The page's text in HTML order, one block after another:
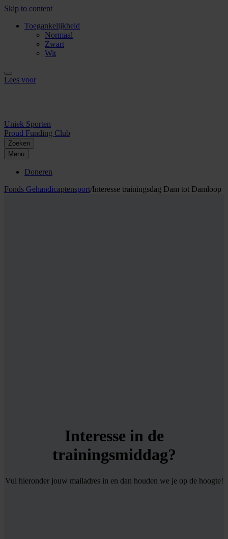
Skip to content
Toegankelijkheid
Normaal
Zwart
Wit
Lees voor
Uniek Sporten
Proud Funding Club
Zoeken
Menu
Doneren
Fonds Gehandicaptensport/Interesse trainingsdag Dam tot Damloop
Interesse in de
trainingsmiddag?
Vul hieronder jouw mailadres in en dan houden we je op de hoogte!